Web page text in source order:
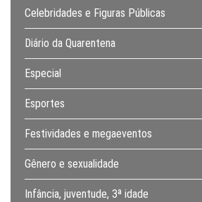
Celebridades e Figuras Públicas
Diário da Quarentena
Especial
Esportes
Festividades e megaeventos
Gênero e sexualidade
Infância, juventude, 3ª idade